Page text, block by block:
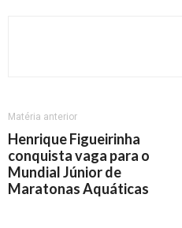
Matéria anterior
Henrique Figueirinha
conquista vaga para o
Mundial Júnior de
Maratonas Aquáticas